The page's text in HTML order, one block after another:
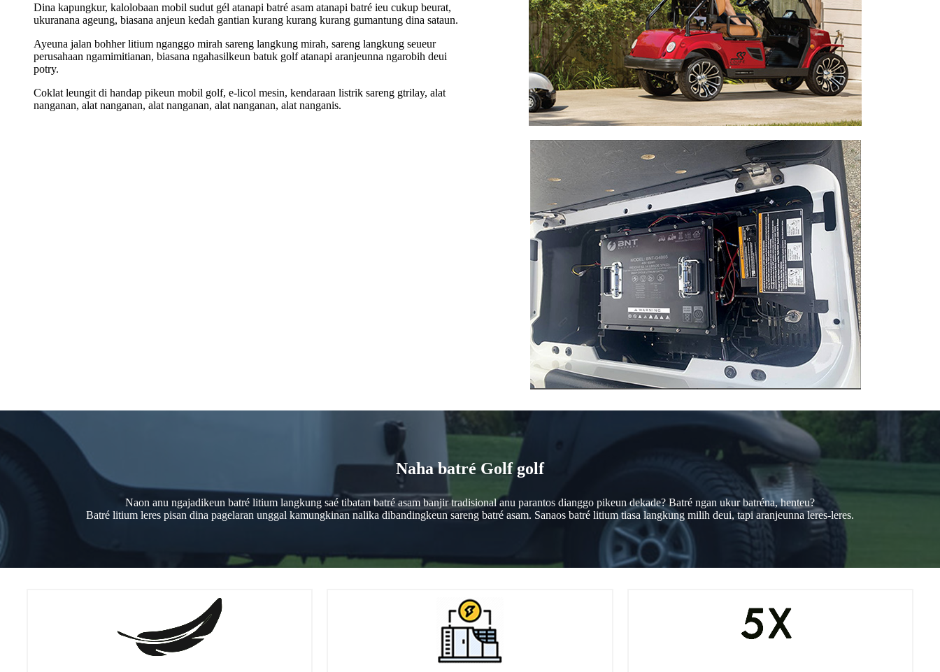
Dina kapungkur, kalolobaan mobil sudut gél atanapi batré asam atanapi batré ieu cukup beurat,
ukuranana ageung, biasana anjeun kedah gantian kurang kurang kurang gumantung dina sataun.
Ayeuna jalan bohher litium nganggo mirah sareng langkung mirah, sareng langkung seueur
perusahaan ngamimitianan, biasana ngahasilkeun batuk golf atanapi aranjeunna ngarobih deui
potry.
Coklat leungit di handap pikeun mobil golf, e-licol mesin, kendaraan listrik sareng gtrilay, alat
nanganan, alat nanganan, alat nanganan, alat nanganan, alat nanganis.
Naha batré Golf golf
Naon anu ngajadikeun batré litium langkung saé tibatan batré asam banjir tradisional anu parantos dianggo pikeun dekade? Batré ngan ukur batréna, henteu?
Batré litium leres pisan dina pagelaran unggal kamungkinan nalika dibandingkeun sareng batré asam. Sanaos batré litium tiasa langkung milih deui, tapi aranjeunna leres-leres.